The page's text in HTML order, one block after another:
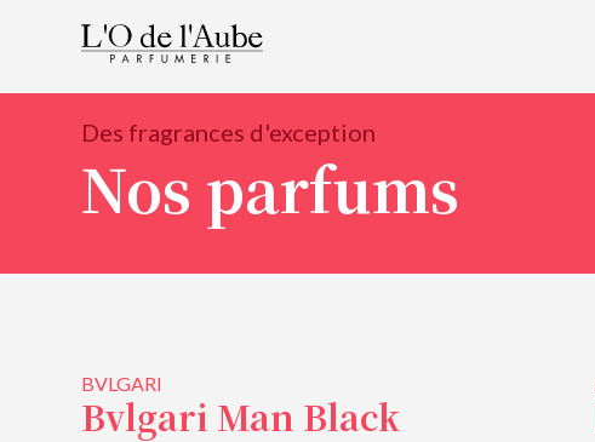
Des fragrances d'exception
Nos parfums
BVLGARI
Bvlgari Man Black